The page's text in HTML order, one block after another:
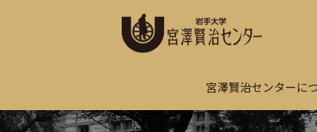
宮澤賢治センターに